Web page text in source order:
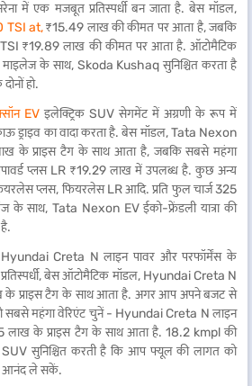
में एक मजबूत प्रतिस्पर्धी बन जाता है. बेस मॉडल,
TSI at,₹15.49 लाख की कीमत पर आता है, जबकि
TSI ₹19.89 लाख की कीमत पर आता है. ऑटोमैटिक
के साथ, Skoda Kushaq सुनिश्चित करता है
हो.
EV इलेक्ट्रिक SUV सेगमेंट में अग्रणी के रूप में
ड्राइव का वादा करता है. बेस मॉडल, Tata Nexon
के प्राइस टैग के साथ आता है, जबकि सबसे महंगा
प्लस LR ₹19.29 लाख में उपलब्ध है. कुछ अन्य
प्लस, फियरलेस LR आदि. प्रति फुल चार्ज 325
के साथ, Tata Nexon EV ईको-फ्रेंडली यात्रा की
Hyundai Creta N लाइन पावर और परफॉर्मेंस के
बेस ऑटोमैटिक मॉडल, Hyundai Creta N
के प्राइस टैग के साथ आता है. अगर आप अपने बजट से
सबसे महंगा वेरिएंट चुनें - Hyundai Creta N लाइन
लाख के प्राइस टैग के साथ आता है. 18.2 kmpl की
सुनिश्चित करती है कि आप फ्यूल की लागत को
आनंद ले सकें.